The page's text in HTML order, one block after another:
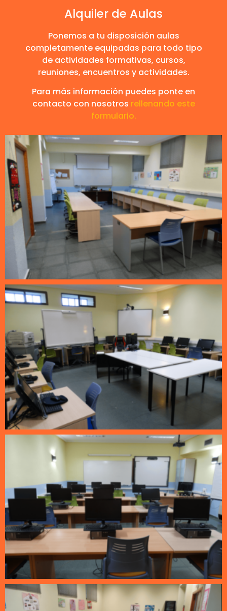
Alquiler de Aulas
Ponemos a tu disposición aulas
completamente equipadas para todo tipo
de actividades formativas, cursos,
reuniones, encuentros y actividades.
Para más información puedes ponte en
contacto con nosotros rellenando este
formulario.